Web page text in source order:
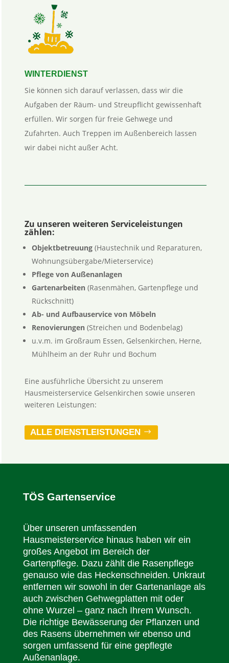
WINTERDIENST
Sie können sich darauf verlassen, dass wir die
Aufgaben der Räum- und Streupflicht gewissenhaft
erfüllen. Wir sorgen für freie Gehwege und
Zufahrten. Auch Treppen im Außenbereich lassen
wir dabei nicht außer Acht.
Zu unseren weiteren Serviceleistungen
zählen:
Objektbetreuung (Haustechnik und Reparaturen,
Wohnungsübergabe/Mieterservice)
Pflege von Außenanlagen
Gartenarbeiten (Rasenmähen, Gartenpflege und
Rückschnitt)
Ab- und Aufbauservice von Möbeln
Renovierungen (Streichen und Bodenbelag)
u.v.m. im Großraum Essen, Gelsenkirchen, Herne,
Mühlheim an der Ruhr und Bochum
Eine ausführliche Übersicht zu unserem
Hausmeisterservice Gelsenkirchen sowie unseren
weiteren Leistungen:
ALLE DIENSTLEISTUNGEN
TÖS Gartenservice
Über unseren umfassenden
Hausmeisterservice hinaus haben wir ein
großes Angebot im Bereich der
Gartenpflege. Dazu zählt die Rasenpflege
genauso wie das Heckenschneiden. Unkraut
entfernen wir sowohl in der Gartenanlage als
auch zwischen Gehwegplatten mit oder
ohne Wurzel – ganz nach Ihrem Wunsch.
Die richtige Bewässerung der Pflanzen und
des Rasens übernehmen wir ebenso und
sorgen umfassend für eine gepflegte
Außenanlage.